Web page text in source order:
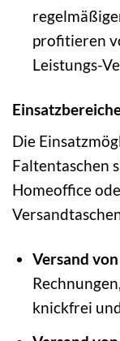
profitieren
Leistungs-
Die
Faltentaschen
Homeoffice
Versand
knickfrei